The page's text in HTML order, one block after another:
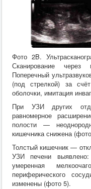
Фото 2B.
Сканирование
Поперечный
(под стрелкой) за
оболочки, имитация
При УЗИ других
равномерное
полости —
кишечника снижена
Толстый кишечник —
УЗИ печени выявлено:
умеренная
периферического
изменены (фото 5).